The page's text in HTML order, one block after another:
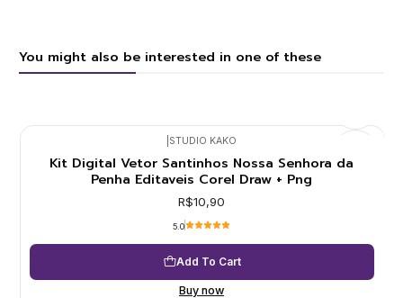
You might also be interested in one of these
STUDIO KAKO
Kit Digital Vetor Santinhos Nossa Senhora da
Penha Editaveis Corel Draw + Png
R$10,90
5.0
Add To Cart
Buy now